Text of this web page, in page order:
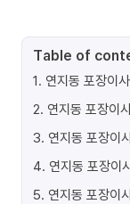
Table of
1. 연지동 포장이사
2. 연지동 포장이
3. 연지동 포장이
4. 연지동 포장이
5. 연지동 포장이